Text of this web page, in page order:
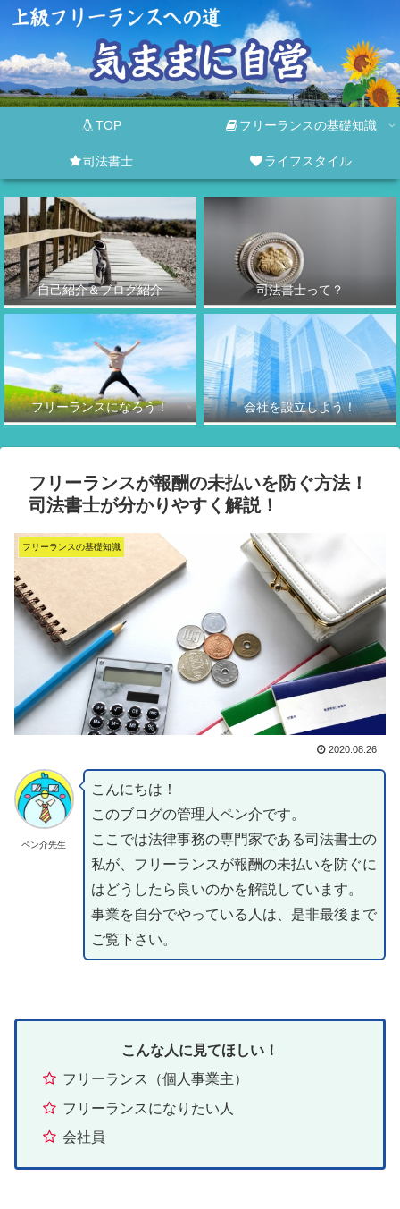
TOP フリーランスの基礎知識
司法書士 ライフスタイル
自己紹介＆ブログ紹介 司法書士って？
フリーランスになろう！ 会社を設立しよう！
フリーランスが報酬の未払いを防ぐ方法！
司法書士が分かりやすく解説！
フリーランスの基礎知識
2020.08.26
ペン介先生
こんにちは！
このブログの管理人ペン介です。
ここでは法律事務の専門家である司法書士の
私が、フリーランスが報酬の未払いを防ぐに
はどうしたら良いのかを解説しています。
事業を自分でやっている人は、是非最後まで
ご覧下さい。
こんな人に見てほしい！
フリーランス（個人事業主）
フリーランスになりたい人
会社員